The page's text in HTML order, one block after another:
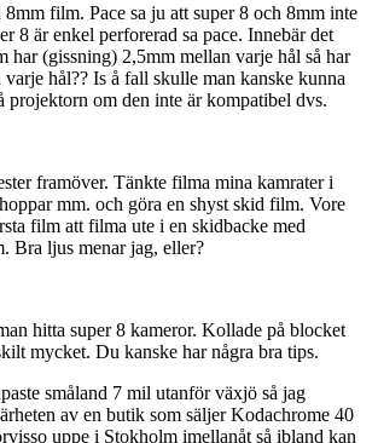
film. Pace sa ju att super 8 och 8mm inte
8 är enkel perforerad sa pace. Innebär det
har (gissning) 2,5mm mellan varje hål så har
hål?? Is å fall skulle man kanske kunna
om den inte är kompatibel dvs.
framöver. Tänkte filma mina kamrater i
mm. och göra en shyst skid film. Vore
film att filma ute i en skidbacke med
Bra ljus menar jag, eller?
hitta super 8 kameror. Kollade på blocket
mycket. Du kanske har några bra tips.
småland 7 mil utanför växjö så jag
av en butik som säljer Kodachrome 40
uppe i Stokholm imellanåt så ibland kan